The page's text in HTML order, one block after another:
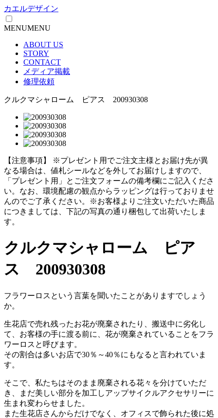
カエルデザイン
MENUMENU
ABOUT US
STORY
CONTACT
メディア掲載
修理依頼
クルクマシャローム ピアス 200930308
【注意事項】
※プレゼント用でご注文主様とお届け先が異
なる場合は、値札シールなどを外してお届けしますので、
「プレゼント用」とご注文フォームの備考欄にご記入くださ
い。 なお、環境配慮の観点からラッピングは行っておりませ
んのでご了承ください。
※お客様よりご注文いただいた商品
につきましては、下記の写真の通り梱包して出荷いたしま
す。
クルクマシャローム ピア
ス 200930308
フラワーロスという言葉を聞いたことがありますでしょう
か。
生花店で売れ残ったお花が廃棄されたり、搬送中に劣化し
て、お客様の手に渡る前に、花が廃棄されていることをフラ
ワーロスと呼びます。
その割合は多いお店で30％～40％にもなると言われていま
す。
そこで、私たちはそのまま廃棄される花々を分けていただ
き、まだ美しい部分を加工しアップサイクルアクセサリーに
生まれ変わらせました。
また生花店さんからだけでなく、オフィスで飾られた後に処